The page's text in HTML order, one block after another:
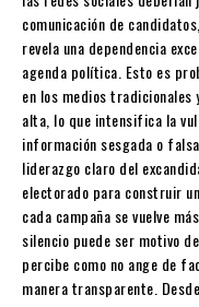
comunicación de
revela una dependencia
agenda política. Esto es
en los medios
alta, lo que intensifica la
información sesgada o
liderazgo claro del
electorado para construir
cada campaña se vuelve
silencio puede ser motivo
percibe como no ange de
manera transparente.